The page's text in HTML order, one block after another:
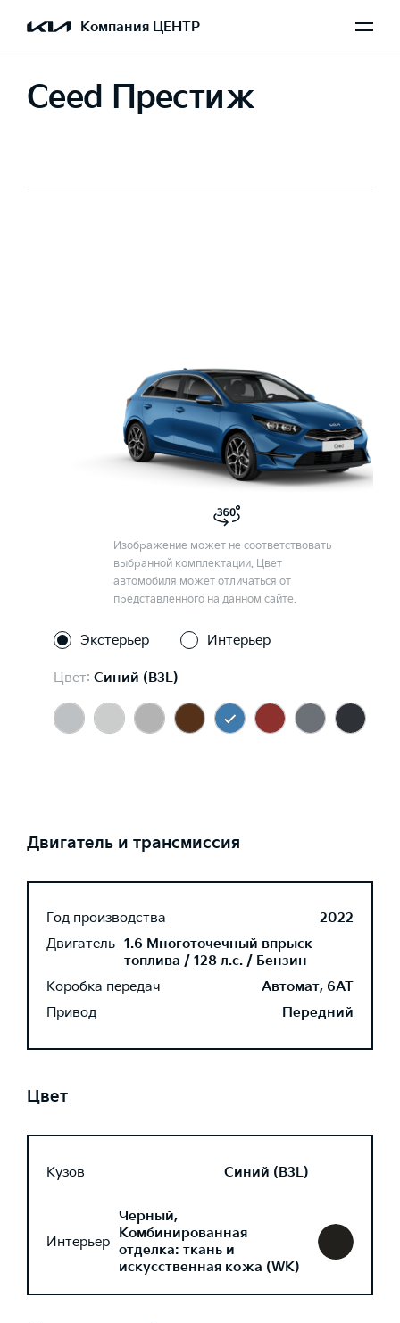
Компания ЦЕНТР
Ceed Престиж
Изображение может не соответствовать
выбранной комплектации. Цвет
автомобиля может отличаться от
представленного на данном сайте.
Экстерьер Интерьер
Цвет: Синий (B3L)
Двигатель и трансмиссия
Год производства
2022
Двигатель 1.6 Многоточечный впрыск
топлива / 128 л.с. / Бензин
Коробка передач
Автомат, 6AT
Привод
Передний
Цвет
Кузов Синий (B3L)
Интерьер
Черный,
Комбинированная
отделка: ткань и
искусственная кожа (WK)